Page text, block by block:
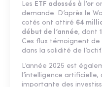
Les ETF adossés à l’or
demande. D’après le
cotés ont attiré 64
début de l’année, dont
Ces flux témoignent de
dans la solidité de l’actif.
L’année 2025 est
l’intelligence
importante des